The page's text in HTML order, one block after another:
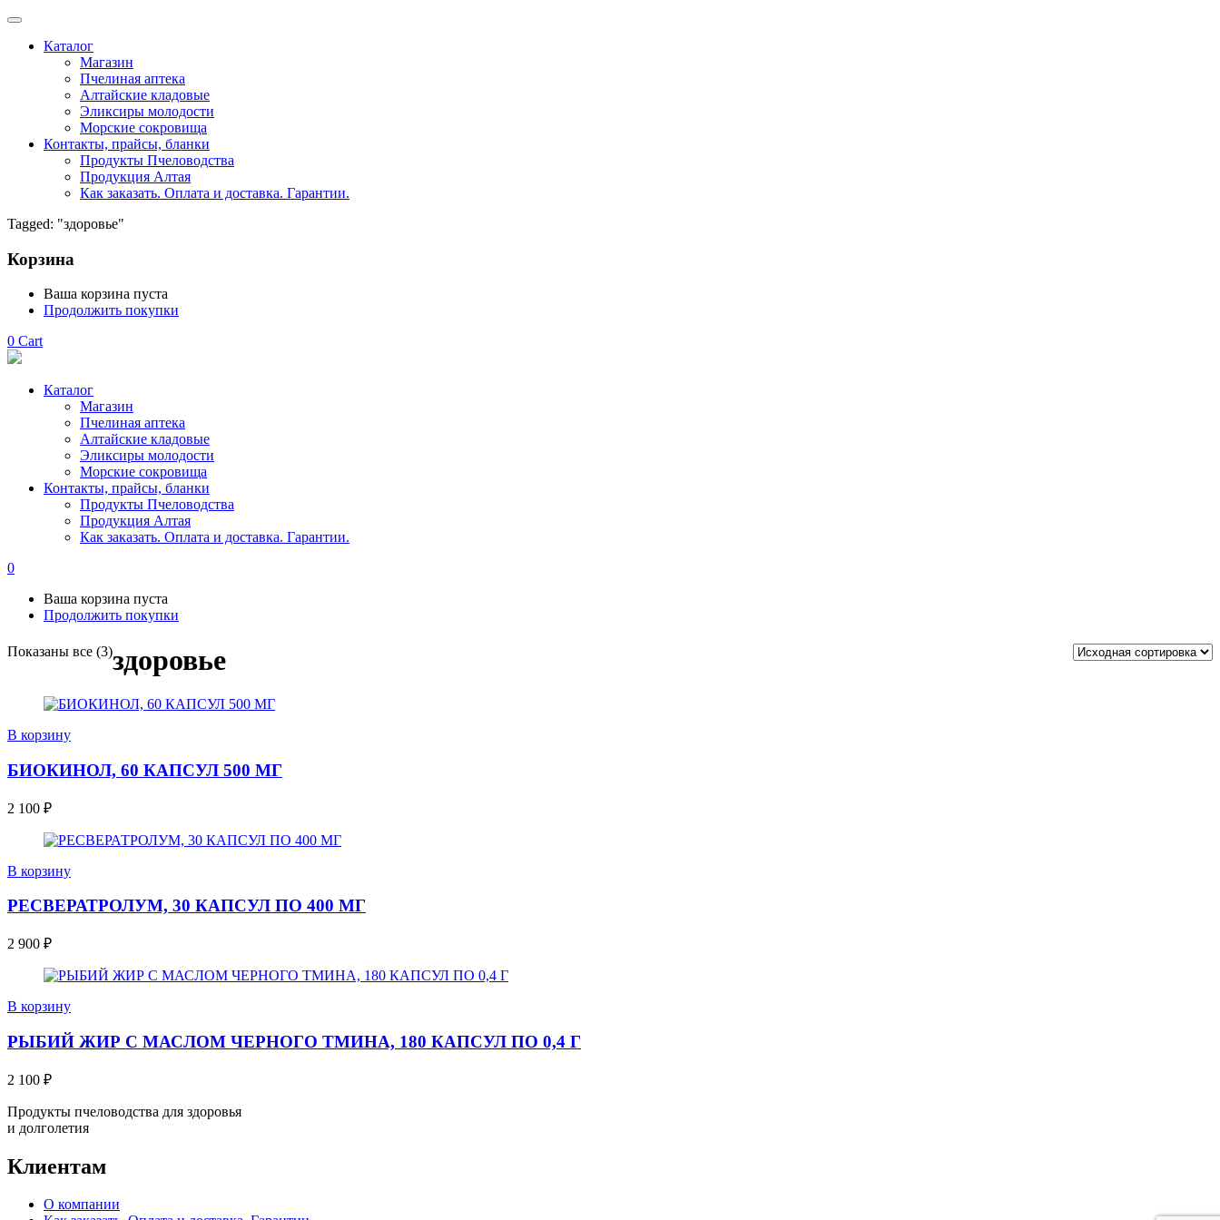
Каталог
Магазин
Пчелиная аптека
Алтайские кладовые
Эликсиры молодости
Морские сокровища
Контакты, прайсы, бланки
Продукты Пчеловодства
Продукция Алтая
Как заказать. Оплата и доставка. Гарантии.
Tagged: "здоровье"
Корзина
Ваша корзина пуста
Продолжить покупки
0 Cart
Каталог
Магазин
Пчелиная аптека
Алтайские кладовые
Эликсиры молодости
Морские сокровища
Контакты, прайсы, бланки
Продукты Пчеловодства
Продукция Алтая
Как заказать. Оплата и доставка. Гарантии.
0
Ваша корзина пуста
Продолжить покупки
Показаны все (3)здоровье
В корзину
БИОКИНОЛ, 60 КАПСУЛ 500 МГ
2 100 ₽
В корзину
РЕСВЕРАТРОЛУМ, 30 КАПСУЛ ПО 400 МГ
2 900 ₽
В корзину
РЫБИЙ ЖИР С МАСЛОМ ЧЕРНОГО ТМИНА, 180 КАПСУЛ ПО 0,4 Г
2 100 ₽
Продукты пчеловодства для здоровья
и долголетия
Клиентам
О компании